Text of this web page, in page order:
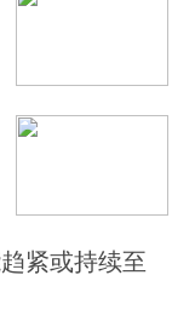
紧或持续至